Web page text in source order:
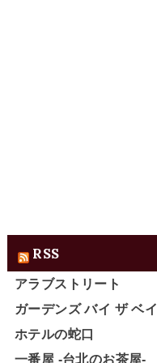
RSS
アラブストリート
ガーデンズ バイ ザ ベイ
ホテルの蛇口
一番屋 -台北のお茶屋-